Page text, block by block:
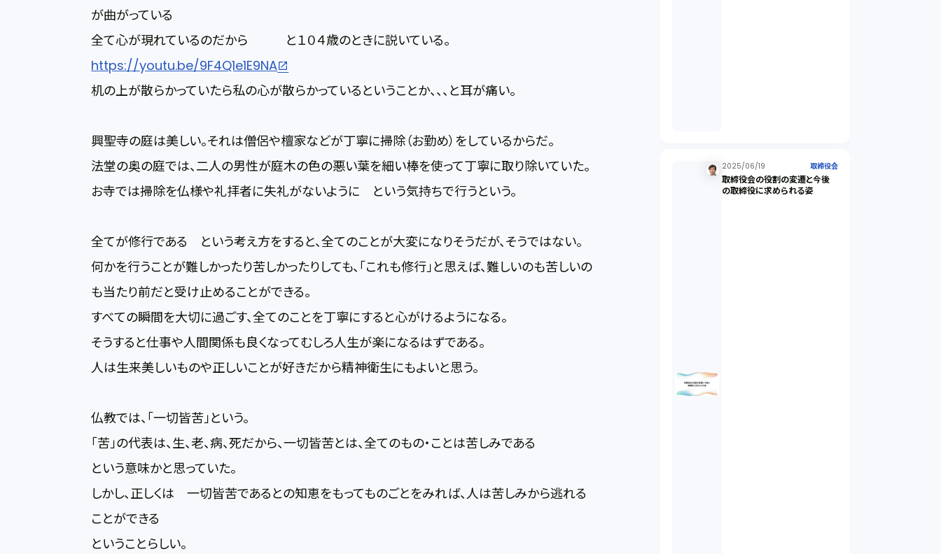
が曲がっている
全て心が現れているのだから と１０４歳のときに説いている。
https://youtu.be/9F4Q1e1E9NA
机の上が散らかっていたら私の心が散らかっているということか、、、と耳が痛い。
興聖寺の庭は美しい。それは僧侶や檀家などが丁寧に掃除（お勤め）をしているからだ。
法堂の奥の庭では、二人の男性が庭木の色の悪い葉を細い棒を使って丁寧に取り除いていた。
お寺では掃除を仏様や礼拝者に失礼がないように という気持ちで行うという。
全てが修行である という考え方をすると、全てのことが大変になりそうだが、そうではない。
何かを行うことが難しかったり苦しかったりしても、「これも修行」と思えば、難しいのも苦しいの
も当たり前だと受け止めることができる。
すべての瞬間を大切に過ごす、全てのことを丁寧にすると心がけるようになる。
そうすると仕事や人間関係も良くなってむしろ人生が楽になるはずである。
人は生来美しいものや正しいことが好きだから精神衛生にもよいと思う。
仏教では、「一切皆苦」という。
「苦」の代表は、生、老、病、死だから、一切皆苦とは、全てのもの・ことは苦しみである
という意味かと思っていた。
しかし、正しくは 一切皆苦であるとの知恵をもってものごとをみれば、人は苦しみから逃れる
ことができる
ということらしい。
発信者情報開示請求（1）
株式譲渡（1）
2025/06/19 取締役会
取締役会の役割の変遷と今後
の取締役に求められる姿